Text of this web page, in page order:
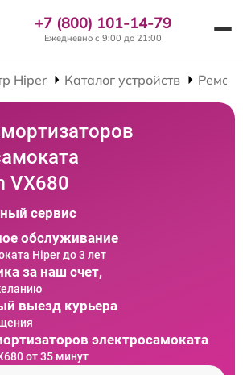
+7 (800) 101-14-79
Ежедневно с 9:00 до 21:00
Hiper Каталог устройств
VX680
сервис
обслуживание
Hiper до 3 лет
за наш счет,
выезд курьера
электросамоката
от 35 минут